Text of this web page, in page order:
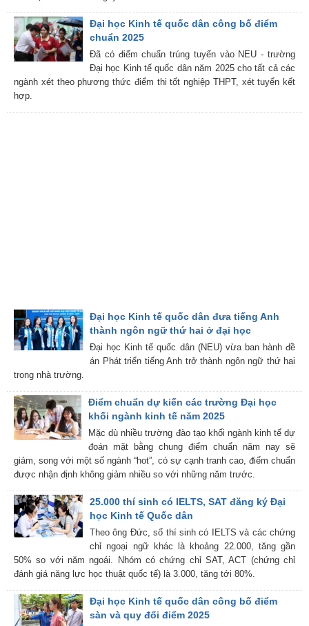
Đại học Kinh tế quốc dân công bố điểm
chuẩn 2025
Đã có điểm chuẩn trúng tuyển vào NEU - trường
Đại học Kinh tế quốc dân năm 2025 cho tất cả các
ngành xét theo phương thức điểm thi tốt nghiệp THPT, xét tuyển kết
hợp.
Đại học Kinh tế quốc dân đưa tiếng Anh
thành ngôn ngữ thứ hai ở đại học
Đại học Kinh tế quốc dân (NEU) vừa ban hành đề
án Phát triển tiếng Anh trở thành ngôn ngữ thứ hai
trong nhà trường.
Điểm chuẩn dự kiến các trường Đại học
khối ngành kinh tế năm 2025
Mặc dù nhiều trường đào tạo khối ngành kinh tế dự
đoán mặt bằng chung điểm chuẩn năm nay sẽ
giảm, song với một số ngành “hot”, có sự cạnh tranh cao, điểm chuẩn
được nhận định không giảm nhiều so với những năm trước.
25.000 thí sinh có IELTS, SAT đăng ký Đại
học Kinh tế Quốc dân
Theo ông Đức, số thí sinh có IELTS và các chứng
chỉ ngoại ngữ khác là khoảng 22.000, tăng gần
50% so với năm ngoái. Nhóm có chứng chỉ SAT, ACT (chứng chỉ
đánh giá năng lực học thuật quốc tế) là 3.000, tăng tới 80%.
Đại học Kinh tế quốc dân công bố điểm
sàn và quy đổi điểm 2025